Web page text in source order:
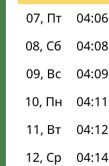
07, Пт
04:06
08, Сб
04:08
09, Вс
04:09
10, Пн
04:11
11, Вт
04:12
12, Ср
04:14